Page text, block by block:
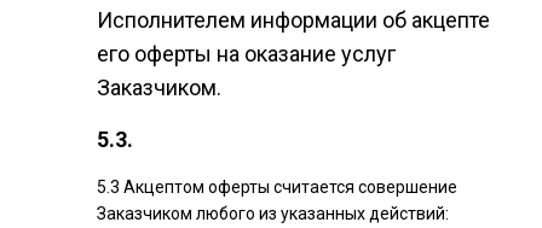
Исполнителем информации об акцепте
его оферты на оказание услуг
Заказчиком.
5.3 Акцептом оферты считается совершение
Заказчиком любого из указанных действий: